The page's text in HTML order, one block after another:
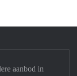
aanbod in